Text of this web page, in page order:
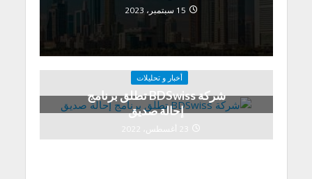
15 سبتمبر، 2023
أخبار و تحليلات
شركة BDSwiss تطلق برنامج
إحالة صديق
23 أغسطس، 2022